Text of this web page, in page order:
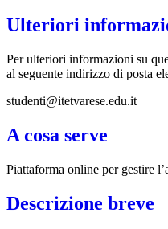
Ulteriori
Per ulteriori informazioni su
al seguente indirizzo di posta
studenti@itetvarese.edu.it
A cosa serve
Piattaforma online per gestire
Descrizione breve